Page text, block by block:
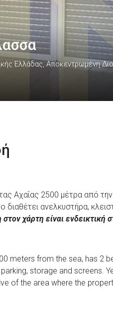
Ελλάδας, Αποκεντρωμένη
Αχαΐας 2500 μέτρα από
ανελκυστήρα,
χάρτη είναι ενδεικτική
meters from the sea, has 2
storage and screens.
of the area where the